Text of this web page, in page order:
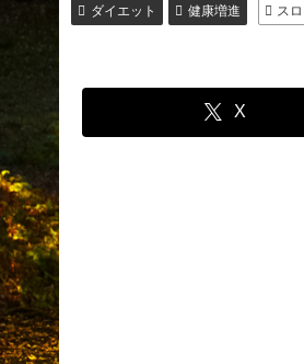
ダイエット 健康増進 ス
X